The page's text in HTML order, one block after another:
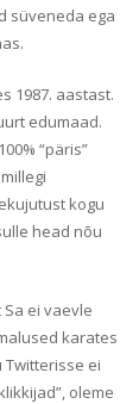
süveneda ega
1987. aastast.
edumaad.
“päris”
kogu
head nõu
ei vaevle
karates
ei
oleme